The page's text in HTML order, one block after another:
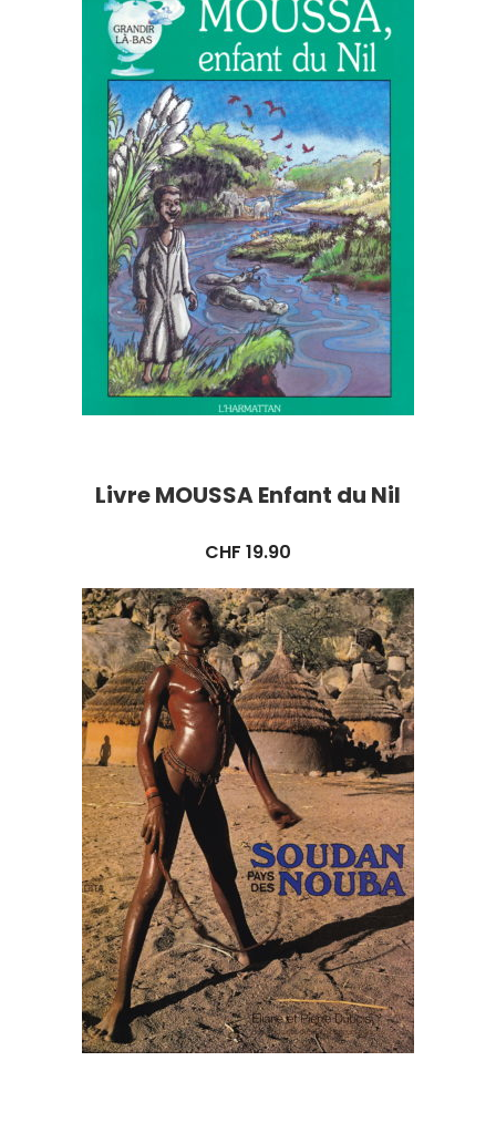
Livre MOUSSA Enfant du Nil
CHF 19.90